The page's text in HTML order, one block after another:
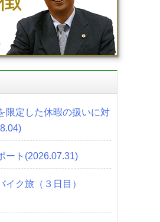
定した休暇の扱いに対
ート(2026.07.31)
イク旅（３日目）